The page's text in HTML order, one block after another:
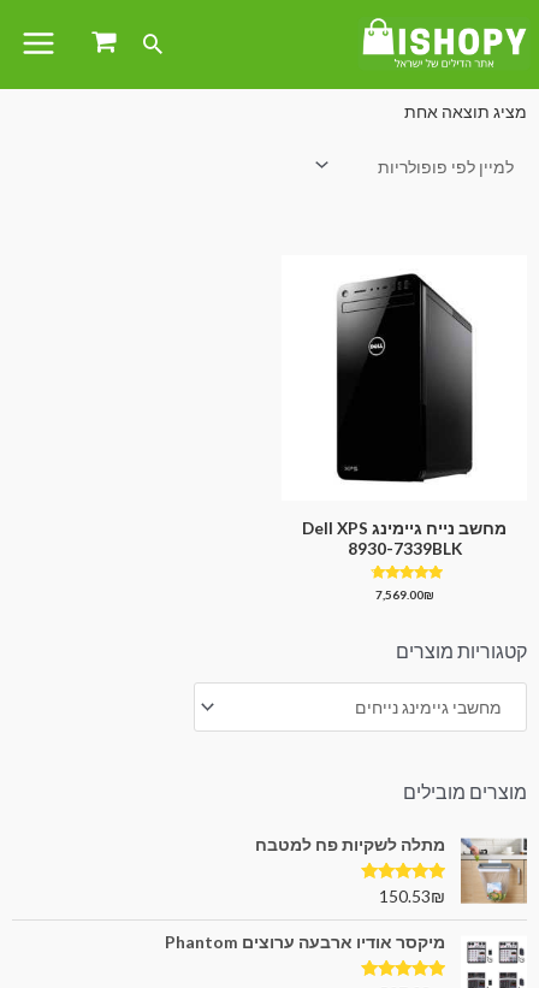
עמוד הבית /נייחים / מחשבי גיימינג נייחים
מציג תוצאה אחת
מחשב נייח גיימינג Dell XPS
8930-7339BLK
דורג
7,569.00₪
קטגוריות מוצרים
מוצרים מובילים
מתלה לשקיות פח למטבח
דורג 5.00
150.53₪
מיקסר אודיו ארבעה ערוצים Phantom